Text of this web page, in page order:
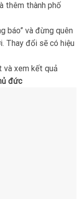
thêm thành phố
báo” và đừng quên
Thay đổi sẽ có hiệu
và xem kết quả
đức